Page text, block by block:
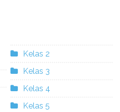
Kelas 2
Kelas 3
Kelas 4
Kelas 5